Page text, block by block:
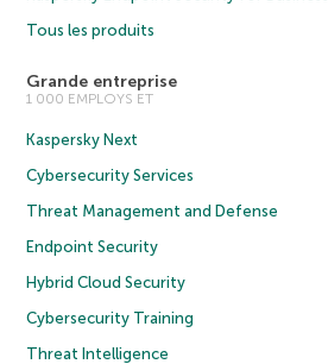
Tous les produits
Grande entreprise
1 000 EMPLOYS ET
Kaspersky Next
Cybersecurity Services
Threat Management and Defense
Endpoint Security
Hybrid Cloud Security
Cybersecurity Training
Threat Intelligence